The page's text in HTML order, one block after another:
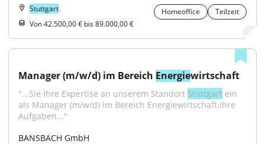
Stuttgart Homeoffice
Teilzeit
Von 42.500,00 € bis 89.000,00 €
Manager (m/w/d) im Bereich Energiewirtschaft
"...Sie Ihre Expertise an unserem Standort Stuttgart ein
als Manager (m/w/d) im Bereich Energiewirtschaft.Ihre
Aufgaben..."
BANSBACH GmbH